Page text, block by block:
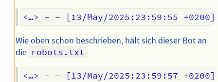
Wie oben schon beschrieben, hält sich dieser Bot an
die robots.txt